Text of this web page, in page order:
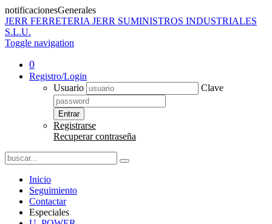
notificacionesGenerales
JERR FERRETERIA JERR SUMINISTROS INDUSTRIALES
S.L.U.
Toggle navigation
0
Registro/Login
Usuario
Clave
Entrar
Registrarse
Recuperar contraseña
Inicio
Seguimiento
Contactar
Especiales